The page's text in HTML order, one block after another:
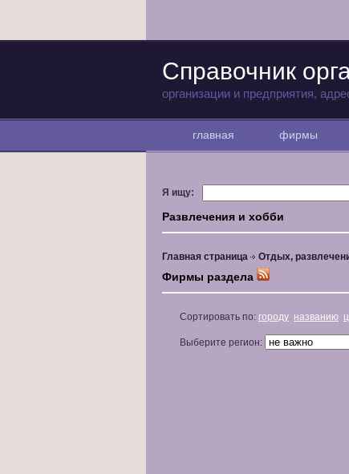
Справочник
организации и предприятия,
главная фирмы
Я ищу:
Развлечения и хобби
Главная страница Отдых,
Фирмы раздела
Сортировать по: городу названию
Выберите регион: